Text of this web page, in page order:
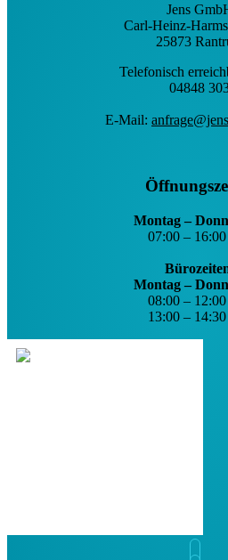
Jens
Carl-Heinz-
25873
Telefonisch
04848
E-Mail:
Montag –
07:00 –
Montag –
08:00 –
13:00 –